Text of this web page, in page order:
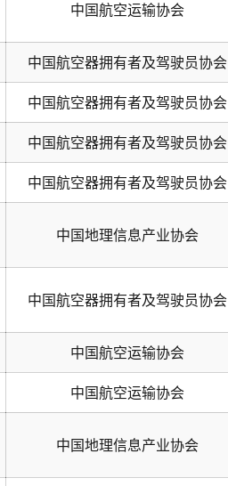
中国航空运输协会
中国航空器拥有者及驾驶员协会
中国航空器拥有者及驾驶员协会
中国航空器拥有者及驾驶员协会
中国航空器拥有者及驾驶员协会
中国地理信息产业协会
中国航空器拥有者及驾驶员协会
中国航空运输协会
中国航空运输协会
中国地理信息产业协会